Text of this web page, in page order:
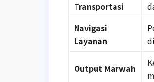
Transportasi
Navigasi
Layanan
Output Marwah